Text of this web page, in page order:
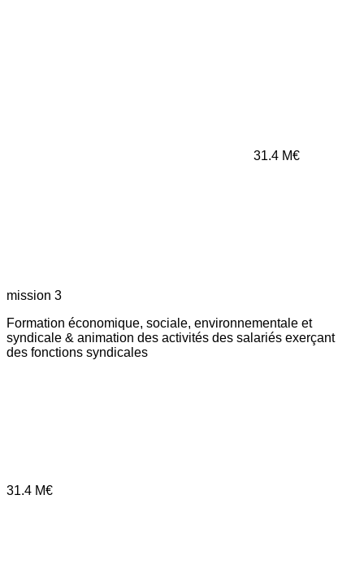
31.4 M€
mission 3
Formation économique, sociale, environnementale et
syndicale & animation des activités des salariés exerçant
des fonctions syndicales
31.4 M€